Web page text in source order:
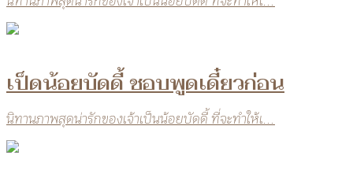
เป็ดน้อยบัดดี้ ชอบพูดเดี๋ยวก่อน
นิทานภาพสุดน่ารักของเจ้าเป็นน้อยบัดดี้ ที่จะทำให้เ...